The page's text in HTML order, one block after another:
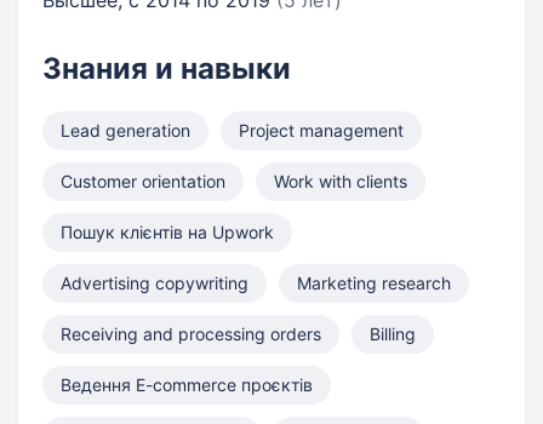
Знания и навыки
Lead generation Project management
Customer orientation Work with clients
Пошук клієнтів на Upwork
Advertising copywriting Marketing research
Receiving and processing orders Billing
Ведення E-commerce проєктів